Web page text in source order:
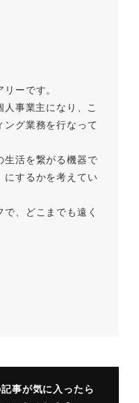
ーです。
事業主になり、こ
グ業務を行なって
生活を繋がる機器で
にするかを考えてい
、どこまでも遠く
事が気に入ったら